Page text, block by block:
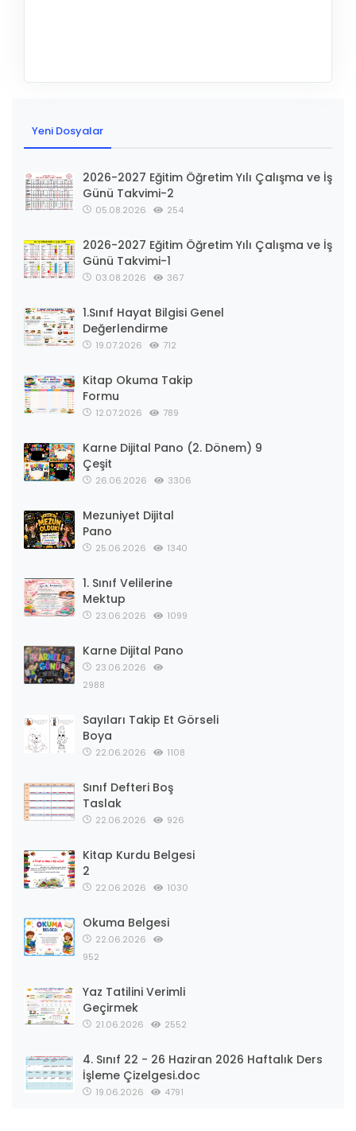
Yeni Dosyalar
2026-2027 Eğitim Öğretim Yılı Çalışma ve İş
Günü Takvimi-2
05.08.2026 254
2026-2027 Eğitim Öğretim Yılı Çalışma ve İş
Günü Takvimi-1
03.08.2026 367
1.Sınıf Hayat Bilgisi Genel
Değerlendirme
19.07.2026 712
Kitap Okuma Takip
Formu
12.07.2026 789
Karne Dijital Pano (2. Dönem) 9
Çeşit
26.06.2026 3306
Mezuniyet Dijital
Pano
25.06.2026 1340
1. Sınıf Velilerine
Mektup
23.06.2026 1099
Karne Dijital Pano
23.06.2026
2988
Sayıları Takip Et Görseli
Boya
22.06.2026 1108
Sınıf Defteri Boş
Taslak
22.06.2026 926
Kitap Kurdu Belgesi
2
22.06.2026 1030
Okuma Belgesi
22.06.2026
952
Yaz Tatilini Verimli
Geçirmek
21.06.2026 2552
4. Sınıf 22 - 26 Haziran 2026 Haftalık Ders
İşleme Çizelgesi.doc
19.06.2026 4791